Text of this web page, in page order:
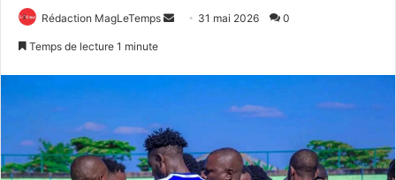
Rédaction MagLeTemps
Envoyer31 mai 2026 0
Temps de lecture 1 minute